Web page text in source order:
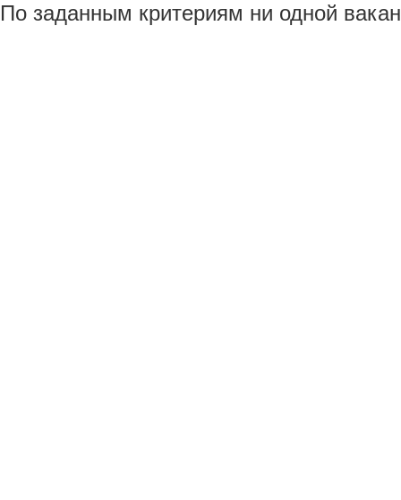
По заданным критериям ни одной